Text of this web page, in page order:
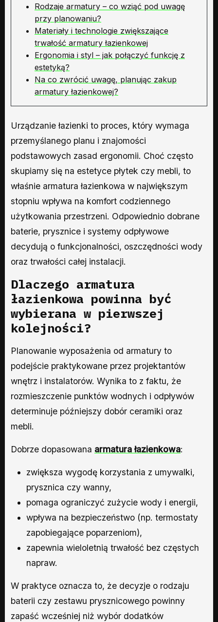
Rodzaje armatury – co wziąć pod uwagę
przy planowaniu?
Materiały i technologie zwiększające
trwałość armatury łazienkowej
Ergonomia i styl – jak połączyć funkcję z
estetyką?
Na co zwrócić uwagę, planując zakup
armatury łazienkowej?
Urządzanie łazienki to proces, który wymaga
przemyślanego planu i znajomości
podstawowych zasad ergonomii. Choć często
skupiamy się na estetyce płytek czy mebli, to
właśnie armatura łazienkowa w największym
stopniu wpływa na komfort codziennego
użytkowania przestrzeni. Odpowiednio dobrane
baterie, prysznice i systemy odpływowe
decydują o funkcjonalności, oszczędności wody
oraz trwałości całej instalacji.
Dlaczego armatura
łazienkowa powinna być
wybierana w pierwszej
kolejności?
Planowanie wyposażenia od armatury to
podejście praktykowane przez projektantów
wnętrz i instalatorów. Wynika to z faktu, że
rozmieszczenie punktów wodnych i odpływów
determinuje późniejszy dobór ceramiki oraz
mebli.
Dobrze dopasowana armatura łazienkowa:
zwiększa wygodę korzystania z umywalki,
prysznica czy wanny,
pomaga ograniczyć zużycie wody i energii,
wpływa na bezpieczeństwo (np. termostaty
zapobiegające poparzeniom),
zapewnia wieloletnią trwałość bez częstych
napraw.
W praktyce oznacza to, że decyzje o rodzaju
baterii czy zestawu prysznicowego powinny
zapaść wcześniej niż wybór dodatków